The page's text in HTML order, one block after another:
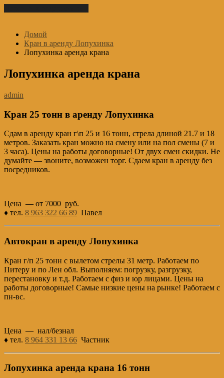
Домой
Кран в аренду Лопухинка
Лопухинка аренда крана
Лопухинка аренда крана
admin
Кран 25 тонн в аренду Лопухинка
Сдам в аренду кран г\п 25 и 16 тонн, стрела длиной 21.7 и 18
метров. Заказать кран можно на смену или на пол смены (7 и
3 часа). Цены на работы договорные! От двух смен скидки. Не
думайте — звоните, возможен торг. Сдаем кран в аренду без
посредников.
Цена — от 7000 руб.
♦ тел. 8 963 322 66 89 Павел
Автокран в аренду Лопухинка
Кран г/п 25 тонн с вылетом стрелы 31 метр. Работаем по
Питеру и по Лен обл. Выполняем: погрузку, разгрузку,
перестановку и т.д. Работаем с физ и юр лицами. Цены на
работы договорные! Самые низкие цены на рынке! Работаем с
пн-вс.
Цена — нал/безнал
♦ тел. 8 964 331 13 66 Частник
Лопухинка аренда крана 16 тонн